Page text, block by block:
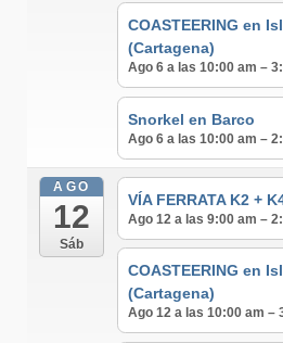
COASTEERING en
(Cartagena)
Ago 6 a las 10:00 am –
Snorkel en Barco
Ago 6 a las 10:00 am –
AGO
12
Sáb
VÍA FERRATA K2 +
Ago 12 a las 9:00 am –
COASTEERING en
(Cartagena)
Ago 12 a las 10:00 am –